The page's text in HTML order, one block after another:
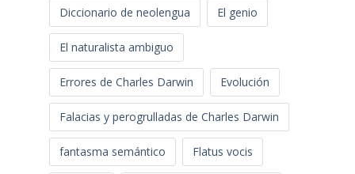
Diccionario de neolengua El genio
El naturalista ambiguo
Errores de Charles Darwin Evolución
Falacias y perogrulladas de Charles Darwin
fantasma semántico Flatus vocis